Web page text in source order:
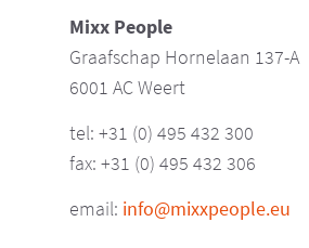
Mixx People
Graafschap Hornelaan 137-A
6001 AC Weert
tel: +31 (0) 495 432 300
fax: +31 (0) 495 432 306
email: info@mixxpeople.eu